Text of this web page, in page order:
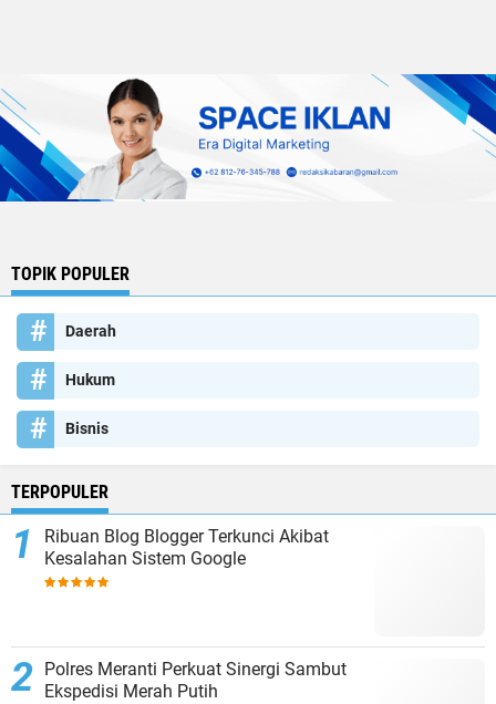
TOPIK POPULER
Daerah
Hukum
Bisnis
TERPOPULER
Ribuan Blog Blogger Terkunci Akibat
Kesalahan Sistem Google
Polres Meranti Perkuat Sinergi Sambut
Ekspedisi Merah Putih